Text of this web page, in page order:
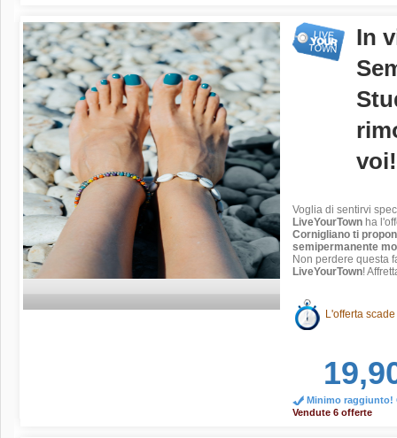
In
voi!
Voglia di sentirvi
LiveYourTown ha
Cornigliano ti
semipermanente
Non perdere questa
LiveYourTown!
L'offerta
Minimo raggiunto!
Vendute 6 offerte